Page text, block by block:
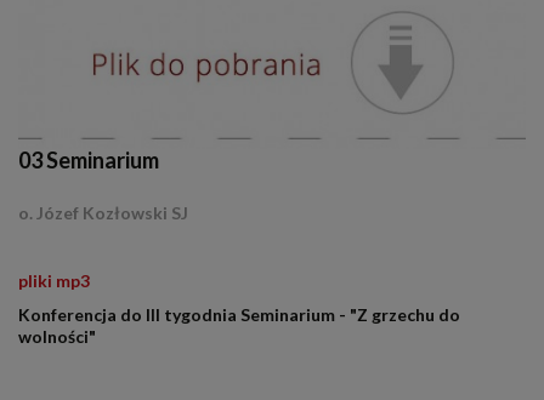
03 Seminarium
o. Józef Kozłowski SJ
pliki mp3
Konferencja do III tygodnia Seminarium - "Z grzechu do
wolności"